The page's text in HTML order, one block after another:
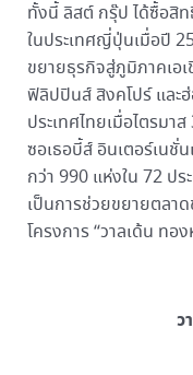
ทั้งนี้ ลิสต์ กรุ๊ป ได้ซื้อสิท
ในประเทศญี่ปุ่นเมื่อปี
ขยายธุรกิจสู่ภูมิภาคเอ
ฟิลิปปินส์ สิงคโปร์ และ
ประเทศไทยเมื่อไตรม
ซอเธอบี้ส์ อินเตอร์เนชั่
กว่า 990 แห่งใน 72 ปร
เป็นการช่วยขยายตลาด
โครงการ “วาลเด้น ทอ
ว